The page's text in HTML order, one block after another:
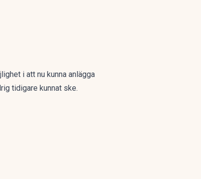
i att nu kunna anlägga
tidigare kunnat ske.